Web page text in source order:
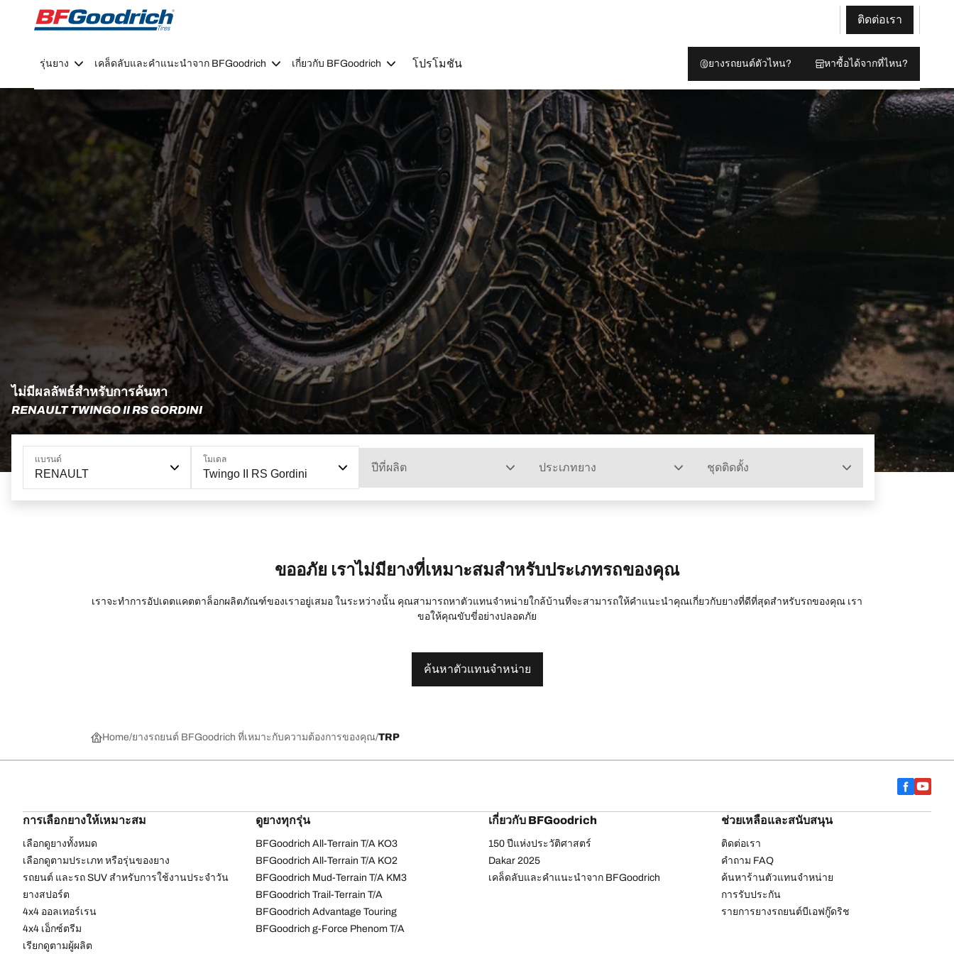
Go to page content
Go to page navigation
ติดต่อเรา
รุ่นยาง เคล็ดลับและคำแนะนำจาก BFGoodrich เกี่ยวกับ BFGoodrich โปรโมชัน ยางรถยนต์ตัวไหน? หาซื้อได้จากที่ไหน?
ไม่มีผลลัพธ์สำหรับการค้นหา
RENAULT TWINGO II RS GORDINI
แบรนด์
RENAULT
โมเดล
Twingo II RS Gordini
ปีที่ผลิต ประเภทยาง ชุดติดตั้ง
ขออภัย เราไม่มียางที่เหมาะสมสำหรับประเภทรถของคุณ
เราจะทำการอัปเดตแคตตาล็อกผลิตภัณฑ์ของเราอยู่เสมอ ในระหว่างนั้น คุณสามารถหาตัวแทนจำหน่ายใกล้บ้านที่จะสามารถให้คำแนะนำคุณเกี่ยวกับยางที่ดีที่สุดสำหรับรถของคุณ เรา
ขอให้คุณขับขี่อย่างปลอดภัย
ค้นหาตัวแทนจำหน่าย
Home ยางรถยนต์ BFGoodrich ที่เหมาะกับความต้องการของคุณ TRP
การเลือกยางให้เหมาะสม
เลือกดูยางทั้งหมด
เลือกดูตามประเภท หรือรุ่นของยาง
รถยนต์ และรถ SUV สำหรับการใช้งานประจำวัน
ยางสปอร์ต
4x4 ออลเทอร์เรน​
4x4 เอ็กซ์ตรีม​
เรียกดูตามผู้ผลิต
ดูยางทุกรุ่น
BFGoodrich All-Terrain T/A KO3
BFGoodrich All-Terrain T/A KO2
BFGoodrich Mud-Terrain T/A KM3
BFGoodrich Trail-Terrain T/A
BFGoodrich Advantage Touring
BFGoodrich g-Force Phenom T/A
เกี่ยวกับ BFGoodrich
150 ปีแห่งประวัติศาสตร์
Dakar 2025
เคล็ดลับและคำแนะนำจาก BFGoodrich
ช่วยเหลือและสนับสนุน
ติดต่อเรา
คำถาม FAQ
ค้นหาร้านตัวแทนจำหน่าย
การรับประกัน
รายการยางรถยนต์บีเอฟกู๊ดริช